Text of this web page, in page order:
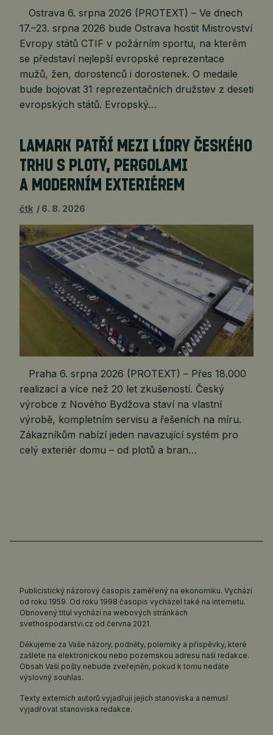
Ostrava 6. srpna 2026 (PROTEXT) – Ve dnech
17.–23. srpna 2026 bude Ostrava hostit Mistrovství
Evropy států CTIF v požárním sportu, na kterém
se představí nejlepší evropské reprezentace
mužů, žen, dorostenců i dorostenek. O medaile
bude bojovat 31 reprezentačních družstev z deseti
evropských států. Evropský…
LAMARK PATŘÍ MEZI LÍDRY ČESKÉHO
TRHU S PLOTY, PERGOLAMI
A MODERNÍM EXTERIÉREM
čtk 6. 8. 2026
Praha 6. srpna 2026 (PROTEXT) – Přes 18.000
realizací a více než 20 let zkušeností. Český
výrobce z Nového Bydžova staví na vlastní
výrobě, kompletním servisu a řešeních na míru.
Zákazníkům nabízí jeden navazující systém pro
celý exteriér domu – od plotů a bran…
Publicistický názorový časopis zaměřený na ekonomiku. Vychází
od roku 1959. Od roku 1998 časopis vycházel také na internetu.
Obnovený titul vychází na webových stránkách
svethospodarstvi.cz od června 2021.
Děkujeme za Vaše názory, podněty, polemiky a příspěvky, které
zašlete na elektronickou nebo pozemskou adresu naší redakce.
Obsah Vaší pošty nebude zveřejněn, pokud k tomu nedáte
výslovný souhlas.
Texty externích autorů vyjadřují jejich stanoviska a nemusí
vyjadřovat stanoviska redakce.